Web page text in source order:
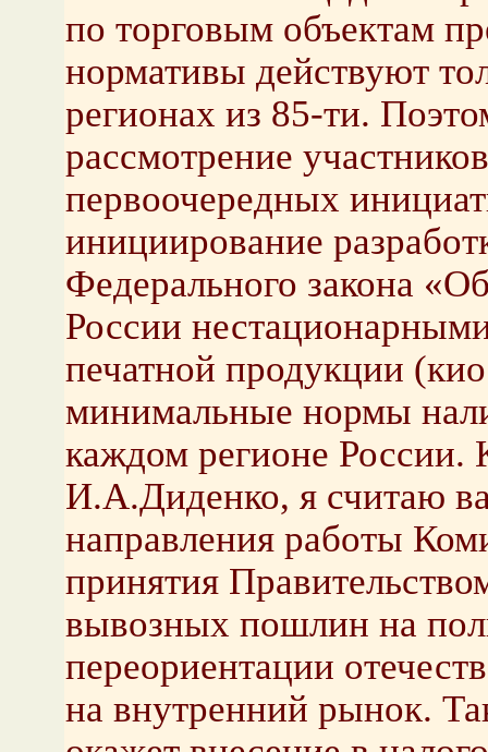
по торговым объектам
нормативы действуют
регионах из 85-ти.
рассмотрение
первоочередных
инициирование
Федерального закона
России
печатной продукции
минимальные нормы
каждом регионе России.
И.А.Диденко, я считаю
направления работы
принятия
вывозных пошлин на
переориентации
на внутренний рынок.